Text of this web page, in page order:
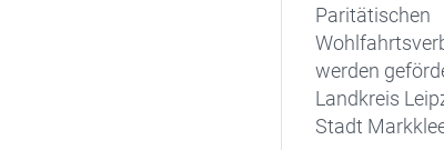
Paritätischen
werden
Landkreis
Stadt